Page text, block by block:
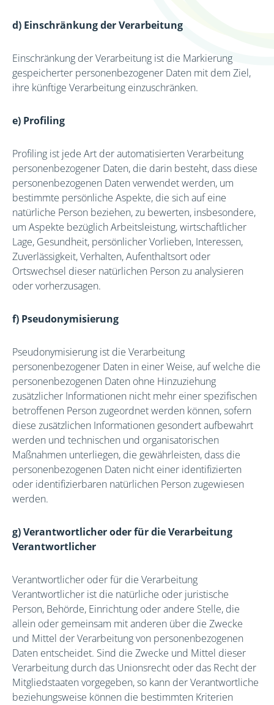
d) Einschränkung der Verarbeitung
Einschränkung der Verarbeitung ist die Markierung
gespeicherter personenbezogener Daten mit dem Ziel,
ihre künftige Verarbeitung einzuschränken.
e) Profiling
Profiling ist jede Art der automatisierten Verarbeitung
personenbezogener Daten, die darin besteht, dass diese
personenbezogenen Daten verwendet werden, um
bestimmte persönliche Aspekte, die sich auf eine
natürliche Person beziehen, zu bewerten, insbesondere,
um Aspekte bezüglich Arbeitsleistung, wirtschaftlicher
Lage, Gesundheit, persönlicher Vorlieben, Interessen,
Zuverlässigkeit, Verhalten, Aufenthaltsort oder
Ortswechsel dieser natürlichen Person zu analysieren
oder vorherzusagen.
f) Pseudonymisierung
Pseudonymisierung ist die Verarbeitung
personenbezogener Daten in einer Weise, auf welche die
personenbezogenen Daten ohne Hinzuziehung
zusätzlicher Informationen nicht mehr einer spezifischen
betroffenen Person zugeordnet werden können, sofern
diese zusätzlichen Informationen gesondert aufbewahrt
werden und technischen und organisatorischen
Maßnahmen unterliegen, die gewährleisten, dass die
personenbezogenen Daten nicht einer identifizierten
oder identifizierbaren natürlichen Person zugewiesen
werden.
g) Verantwortlicher oder für die Verarbeitung
Verantwortlicher
Verantwortlicher oder für die Verarbeitung
Verantwortlicher ist die natürliche oder juristische
Person, Behörde, Einrichtung oder andere Stelle, die
allein oder gemeinsam mit anderen über die Zwecke
und Mittel der Verarbeitung von personenbezogenen
Daten entscheidet. Sind die Zwecke und Mittel dieser
Verarbeitung durch das Unionsrecht oder das Recht der
Mitgliedstaaten vorgegeben, so kann der Verantwortliche
beziehungsweise können die bestimmten Kriterien